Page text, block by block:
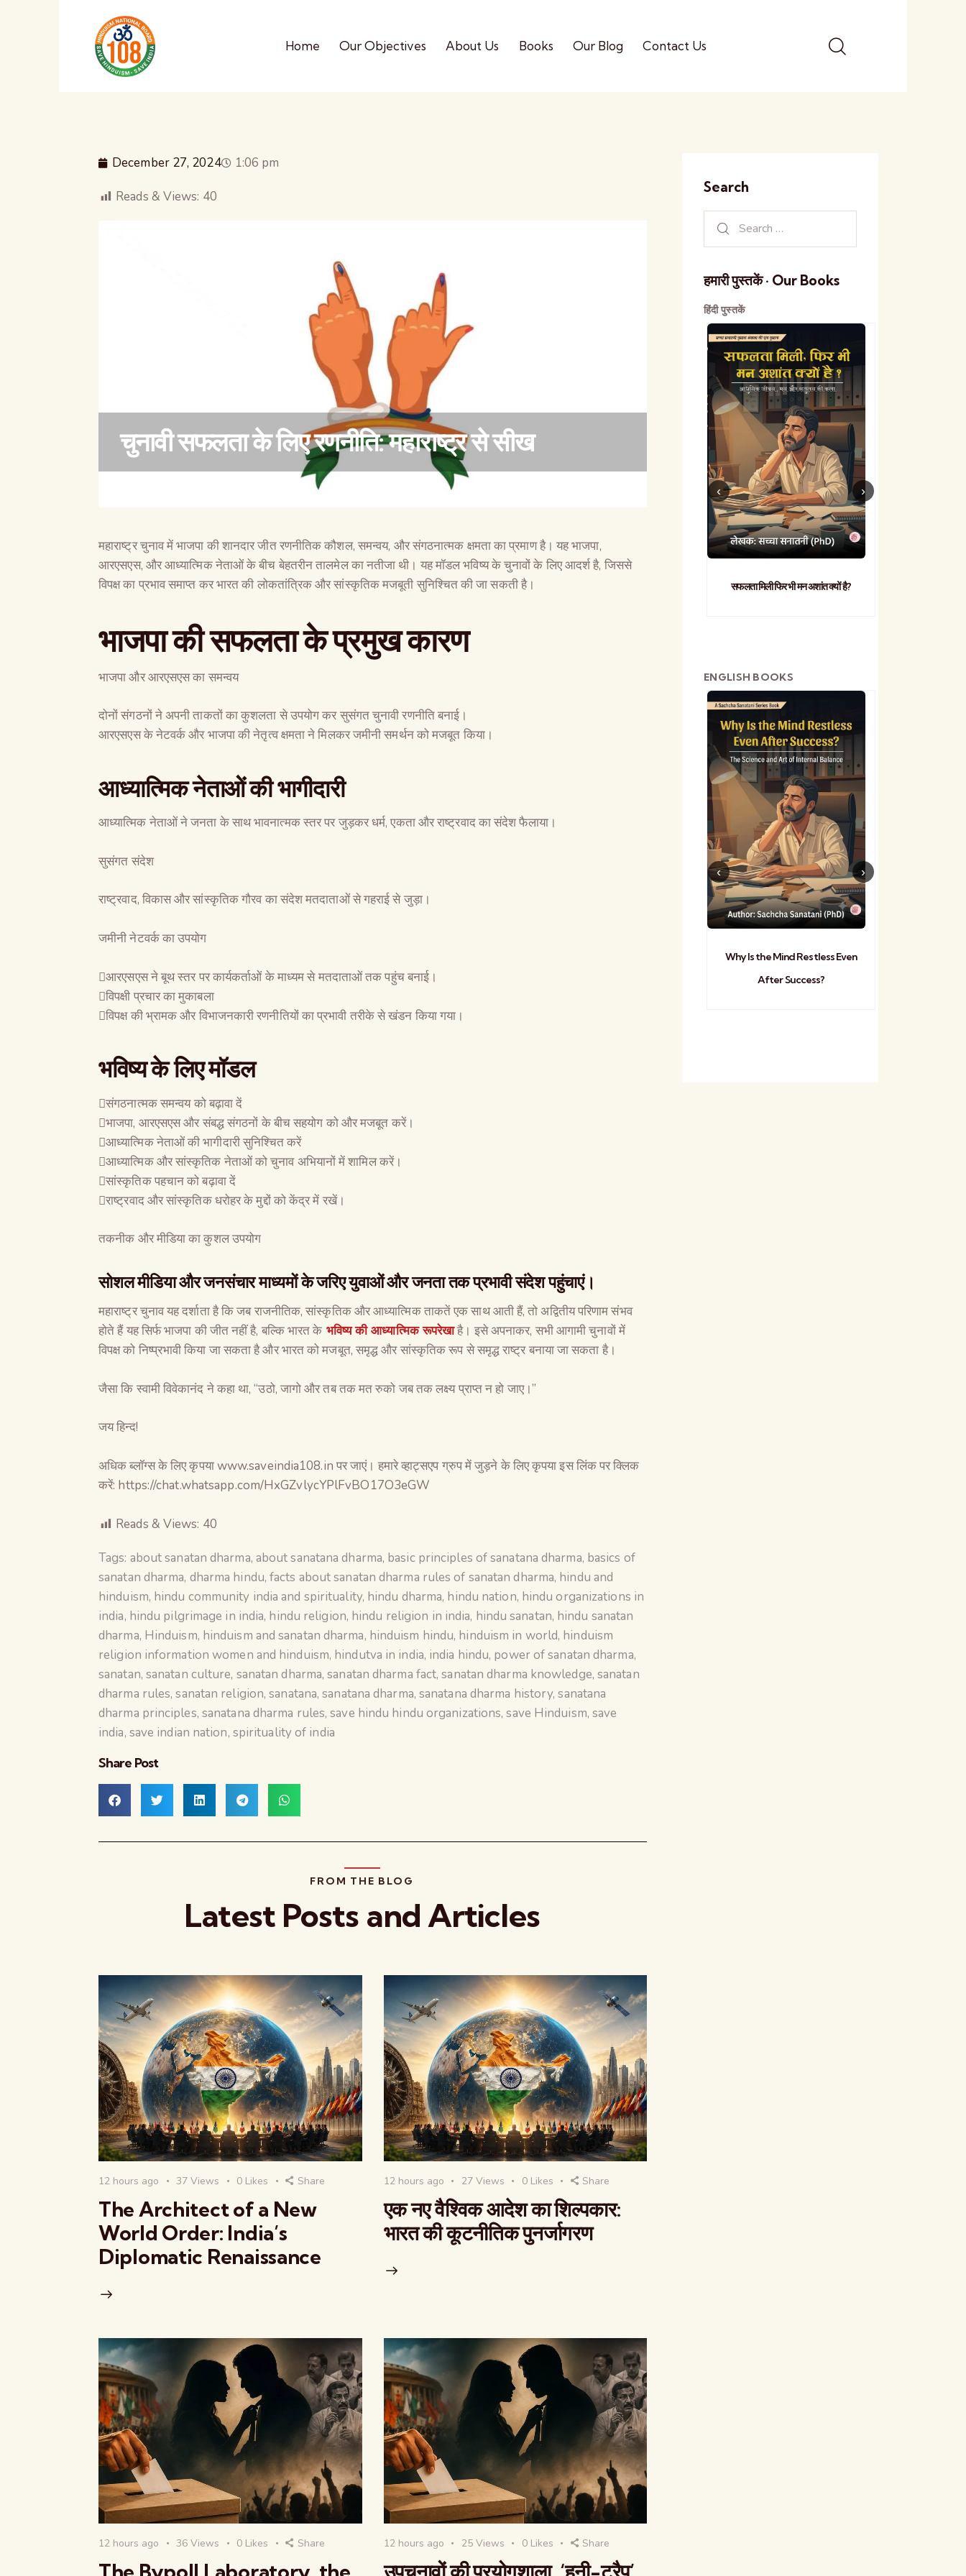
Home Our Objectives About Us Books Our Blog Contact Us
December 27, 2024 1:06 pm
Reads & Views: 40
चुनावी सफलता के लिए रणनीति: महाराष्ट्र से सीख
महाराष्ट्र चुनाव में भाजपा की शानदार जीत रणनीतिक कौशल, समन्वय, और संगठनात्मक क्षमता का प्रमाण है। यह भाजपा,
आरएसएस, और आध्यात्मिक नेताओं के बीच बेहतरीन तालमेल का नतीजा थी। यह मॉडल भविष्य के चुनावों के लिए आदर्श है, जिससे
विपक्ष का प्रभाव समाप्त कर भारत की लोकतांत्रिक और सांस्कृतिक मजबूती सुनिश्चित की जा सकती है।
भाजपा की सफलता के प्रमुख कारण
भाजपा और आरएसएस का समन्वय
दोनों संगठनों ने अपनी ताकतों का कुशलता से उपयोग कर सुसंगत चुनावी रणनीति बनाई।
आरएसएस के नेटवर्क और भाजपा की नेतृत्व क्षमता ने मिलकर जमीनी समर्थन को मजबूत किया।
आध्यात्मिक नेताओं की भागीदारी
आध्यात्मिक नेताओं ने जनता के साथ भावनात्मक स्तर पर जुड़कर धर्म, एकता और राष्ट्रवाद का संदेश फैलाया।
सुसंगत संदेश
राष्ट्रवाद, विकास और सांस्कृतिक गौरव का संदेश मतदाताओं से गहराई से जुड़ा।
जमीनी नेटवर्क का उपयोग
आरएसएस ने बूथ स्तर पर कार्यकर्ताओं के माध्यम से मतदाताओं तक पहुंच बनाई।
विपक्षी प्रचार का मुकाबला
विपक्ष की भ्रामक और विभाजनकारी रणनीतियों का प्रभावी तरीके से खंडन किया गया।
भविष्य के लिए मॉडल
संगठनात्मक समन्वय को बढ़ावा दें
भाजपा, आरएसएस और संबद्ध संगठनों के बीच सहयोग को और मजबूत करें।
आध्यात्मिक नेताओं की भागीदारी सुनिश्चित करें
आध्यात्मिक और सांस्कृतिक नेताओं को चुनाव अभियानों में शामिल करें।
सांस्कृतिक पहचान को बढ़ावा दें
राष्ट्रवाद और सांस्कृतिक धरोहर के मुद्दों को केंद्र में रखें।
तकनीक और मीडिया का कुशल उपयोग
सोशल मीडिया और जनसंचार माध्यमों के जरिए युवाओं और जनता तक प्रभावी संदेश पहुंचाएं।
महाराष्ट्र चुनाव यह दर्शाता है कि जब राजनीतिक, सांस्कृतिक और आध्यात्मिक ताकतें एक साथ आती हैं, तो अद्वितीय परिणाम संभव
होते हैं यह सिर्फ भाजपा की जीत नहीं है, बल्कि भारत के भविष्य की आध्यात्मिक रूपरेखाहै। इसे अपनाकर, सभी आगामी चुनावों में
विपक्ष को निष्प्रभावी किया जा सकता है और भारत को मजबूत, समृद्ध और सांस्कृतिक रूप से समृद्ध राष्ट्र बनाया जा सकता है।
जैसा कि स्वामी विवेकानंद ने कहा था, “उठो, जागो और तब तक मत रुको जब तक लक्ष्य प्राप्त न हो जाए।”
जय हिन्द!
अधिक ब्लॉग्स के लिए कृपया www.saveindia108.in पर जाएं। हमारे व्हाट्सएप ग्रुप में जुड़ने के लिए कृपया इस लिंक पर क्लिक
करें: https://chat.whatsapp.com/HxGZvlycYPlFvBO17O3eGW
Reads & Views: 40
Tags: about sanatan dharma, about sanatana dharma, basic principles of sanatana dharma, basics of
sanatan dharma, dharma hindu,facts about sanatan dharma rules of sanatan dharma, hindu and
hinduism, hindu community india and spirituality, hindu dharma, hindu nation, hindu organizations in
india, hindu pilgrimage in india, hindu religion, hindu religion in india, hindu sanatan, hindu sanatan
dharma, Hinduism, hinduism and sanatan dharma, hinduism hindu, hinduism in world, hinduism
religion information women and hinduism, hindutva in india, india hindu, power of sanatan dharma,
sanatan, sanatan culture, sanatan dharma,sanatan dharma fact,sanatan dharma knowledge, sanatan
dharma rules,sanatan religion,sanatana,sanatana dharma, sanatana dharma history,sanatana
dharma principles, sanatana dharma rules,save hindu hindu organizations,save Hinduism, save
india, save indian nation, spirituality of india
Share Post
FROM THE BLOG
Latest Posts and Articles
12 hours ago 37 Views 0 Likes Share
The Architect of a New
World Order: India’s
Diplomatic Renaissance
12 hours ago 27 Views 0 Likes Share
एक नए वैश्विक आदेश का शिल्पकार:
भारत की कूटनीतिक पुनर्जागरण
12 hours ago 36 Views 0 Likes Share 12 hours ago 25 Views 0 Likes Share
Search
हमारी पुस्तकें · Our Books
हिंदी पुस्तकें
वैश्विक कुरुक्षेत्र
सफलता मिली फिर भी मन अशांत क्यों है?
ENGLISH BOOKS
Why Is the Mind Restless Even
After Success?